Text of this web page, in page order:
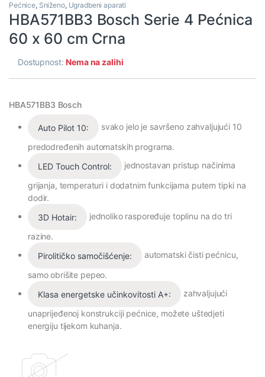
Pećnice, Sniženo, Ugradbeni aparati
HBA571BB3 Bosch Serie 4 Pećnica
60 x 60 cm Crna
Dostupnost:Nema na zalihi
HBA571BB3 Bosch
Auto Pilot 10: svako jelo je savršeno zahvaljujući 10
predodređenih automatskih programa.
LED Touch Control:
jednostavan pristup načinima
grijanja, temperaturi i dodatnim funkcijama putem tipki na
dodir.
3D Hotair:
jednoliko raspoređuje toplinu na do tri
razine.
Pirolitičko samočišćenje:
automatski čisti pećnicu,
samo obrišite pepeo.
Klasa energetske učinkovitosti A+:
zahvaljujući
unaprijeđenoj konstrukciji pećnice, možete uštedjeti
energiju tijekom kuhanja.